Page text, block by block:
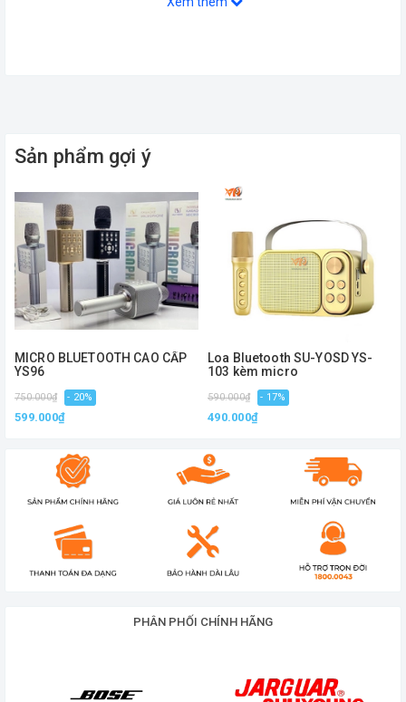
Sản phẩm gợi ý
MICRO BLUETOOTH CAO CẤP
YS96
750.000₫ - 20%
599.000₫
Loa Bluetooth SU-YOSD YS-
103 kèm micro
590.000₫ - 17%
490.000₫
PHÂN PHỐI CHÍNH HÃNG